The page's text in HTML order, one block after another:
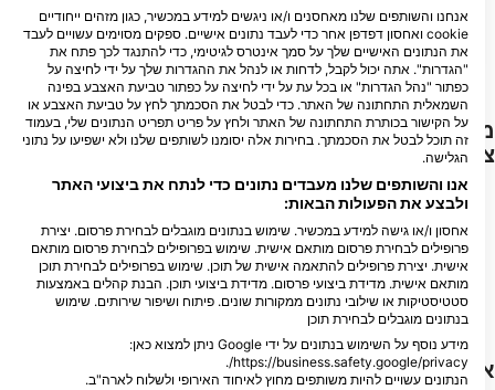
J
F
M
A
M
J
J
A
S
O
N
D
J
F
M
A
M
J
J
A
S
O
N
D
מרכזי צלילה המספקים שירותים לאתר
צלילה זה
Manta Ray Bay Resort & Yap
Divers
1 Manta Ray Drive, 96943 Yap,
מיקרונזיה, מדינות הפדרציה של
אתרי צלילה בקרבת מקום
אנחנו והשותפים שלנו מאחסנים ו/או ניגשים למידע במכשיר, כגון מזהים ייחודיים
cookie ואחסון דפדפן אחר כדי לעבד נתונים אישיים. ספקים מסוימים עשויים לעבד
את הנתונים האישיים שלך על סמך אינטרס לגיטימי, כדי להתנגד לכך פתח את
"הגדרות". אתה יכול לקבל, לדחות או לנהל את ההגדרות שלך על ידי לחיצה על
כפתור "נהל הגדרות" או בכל עת על ידי לחיצה על כפתור טביעת האצבע בפינה
השמאלית התחתונה של האתר. כדי לבטל את הסכמתך לחץ על טביעת האצבע או
על הקישור בכותרת התחתונה של האתר ולחץ על פריט תפריט הנתונים שלי, בעמוד
זה תוכל לבטל את הסכמתך. בחירות אלה יסומנו לשותפים שלנו ולא ישפיעו על נתוני
הגלישה.
אנו והשותפים שלנו מעבדים נתונים כדי לנתח את ביצועי האתר
ולבצע את הפעולות הבאות:
אחסון ו/או גישה למידע במכשיר. שימוש בנתונים מוגבלים לבחירת פרסום. יצירת
פרופילים לבחירת פרסום מותאם אישית. שימוש בפרופילים לבחירת פרסום מותאם
אישית. יצירת פרופילים להתאמה אישית של תוכן. שימוש בפרופילים לבחירת תוכן
מותאם אישית. מדידת ביצועי פרסום. מדידת ביצועי תוכן. הבנת קהלים באמצעות
סטטיסטיקות או שילובי נתונים ממקורות שונים. פיתוח ושיפור שירותים. שימוש
בנתונים מוגבלים לבחירת תוכן
מידע נוסף על השימוש בנתונים על ידי Google ניתן למצוא כאן:
https://business.safety.google/privacy/.
הנתונים עשויים להיות משותפים מחוץ לאיחוד האירופי ולשלוח לארה"ב.